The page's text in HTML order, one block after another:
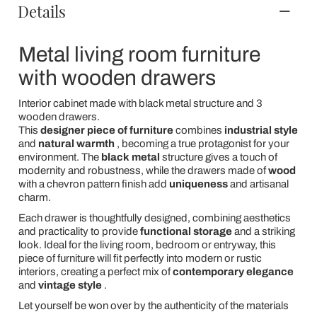
Details
Metal living room furniture
with wooden drawers
Interior cabinet made with black metal structure and 3
wooden drawers.
This designer piece of furniturecombines industrial style
and natural warmth , becoming a true protagonist for your
environment. The black metal structure gives a touch of
modernity and robustness, while the drawers made ofwood
with a chevron pattern finish add uniquenessand artisanal
charm.
Each drawer is thoughtfully designed, combining aesthetics
and practicality to providefunctional storageand a striking
look. Ideal for the living room, bedroom or entryway, this
piece of furniture will fit perfectly into modern or rustic
interiors, creating a perfect mix ofcontemporary elegance
and vintage style.
Let yourself be won over by the authenticity of the materials